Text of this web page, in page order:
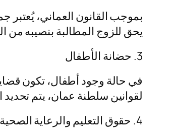
بموجب القانون العماني، يُعتبر
يحق للزوج المطالبة بنصيبه من
3. حضانة الأطفال
في حالة وجود أطفال، تكون
لقوانين سلطنة عمان، يتم
4. حقوق التعليم والرعاية الصحية